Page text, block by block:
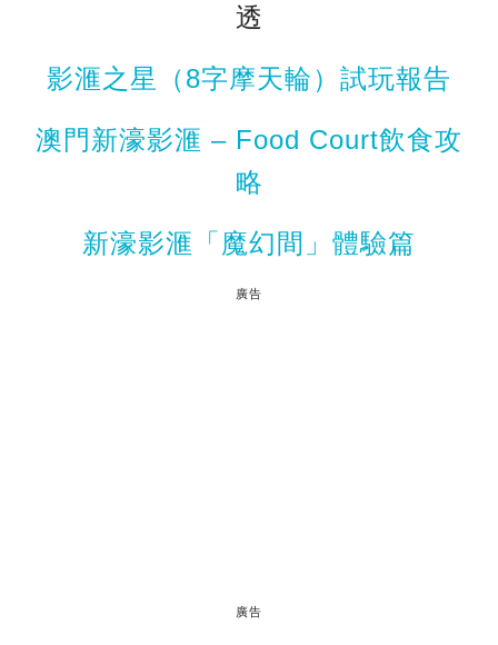
透
影滙之星（8字摩天輪）試玩報告
澳門新濠影滙 – Food Court飲食攻
略
新濠影滙「魔幻間」體驗篇
廣告
廣告